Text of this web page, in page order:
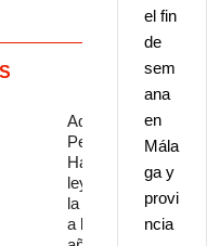
Adiós a
Pepe
Habichuela,
leyenda de
la guitarra,
a los 82
el fin
de
sem
ana
en
Mála
ga y
provi
ncia